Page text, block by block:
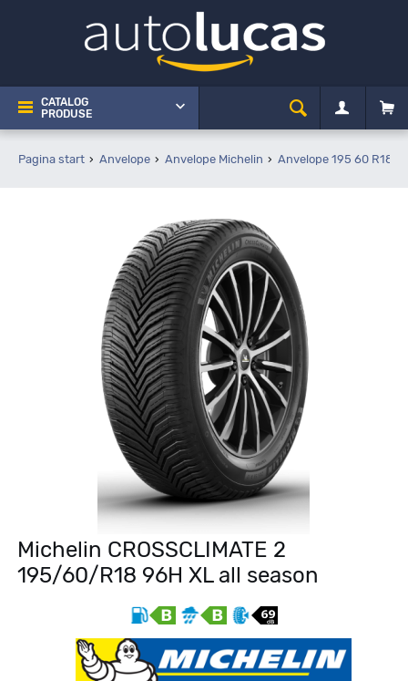
CATALOG
PRODUSE
Pagina start Anvelope Anvelope Michelin Anvelope 195 60 R18
Michelin CROSSCLIMATE 2
195/60/R18 96H XL all season